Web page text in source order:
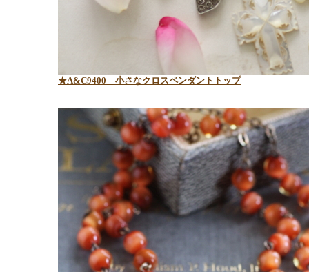
★A&C9400 小さなクロスペンダントトップ